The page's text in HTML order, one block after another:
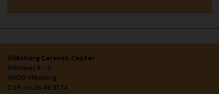
Silkeborg Caravan Center
Priorsvej 9 - 11
8600 Silkeborg
CVR-nr: 36 46 51 74